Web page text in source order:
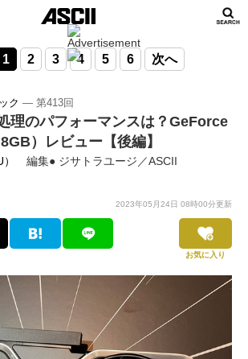
1 2 3 4 5 6 次へ
ク ― 第413回
理のパフォーマンスは？GeForce
）レビュー【後編】
編集● ジサトラユージ／ASCII
2023年05月24日 08時00分更新
お気に入り